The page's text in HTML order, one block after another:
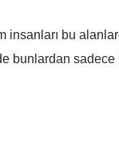
bu
bunlardan sadece